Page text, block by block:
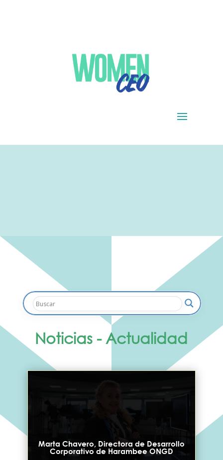
Noticias - Actualidad
Marta Chavero, Directora de Desarrollo
Corporativo de Harambee ONGD